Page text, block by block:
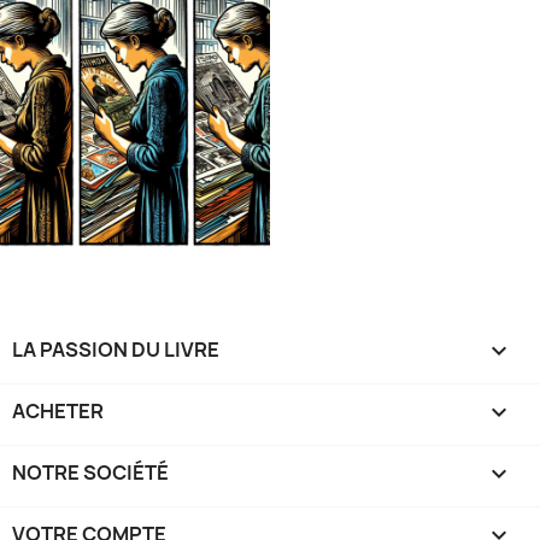
LA PASSION DU LIVRE 
ACHETER 
NOTRE SOCIÉTÉ 
VOTRE COMPTE